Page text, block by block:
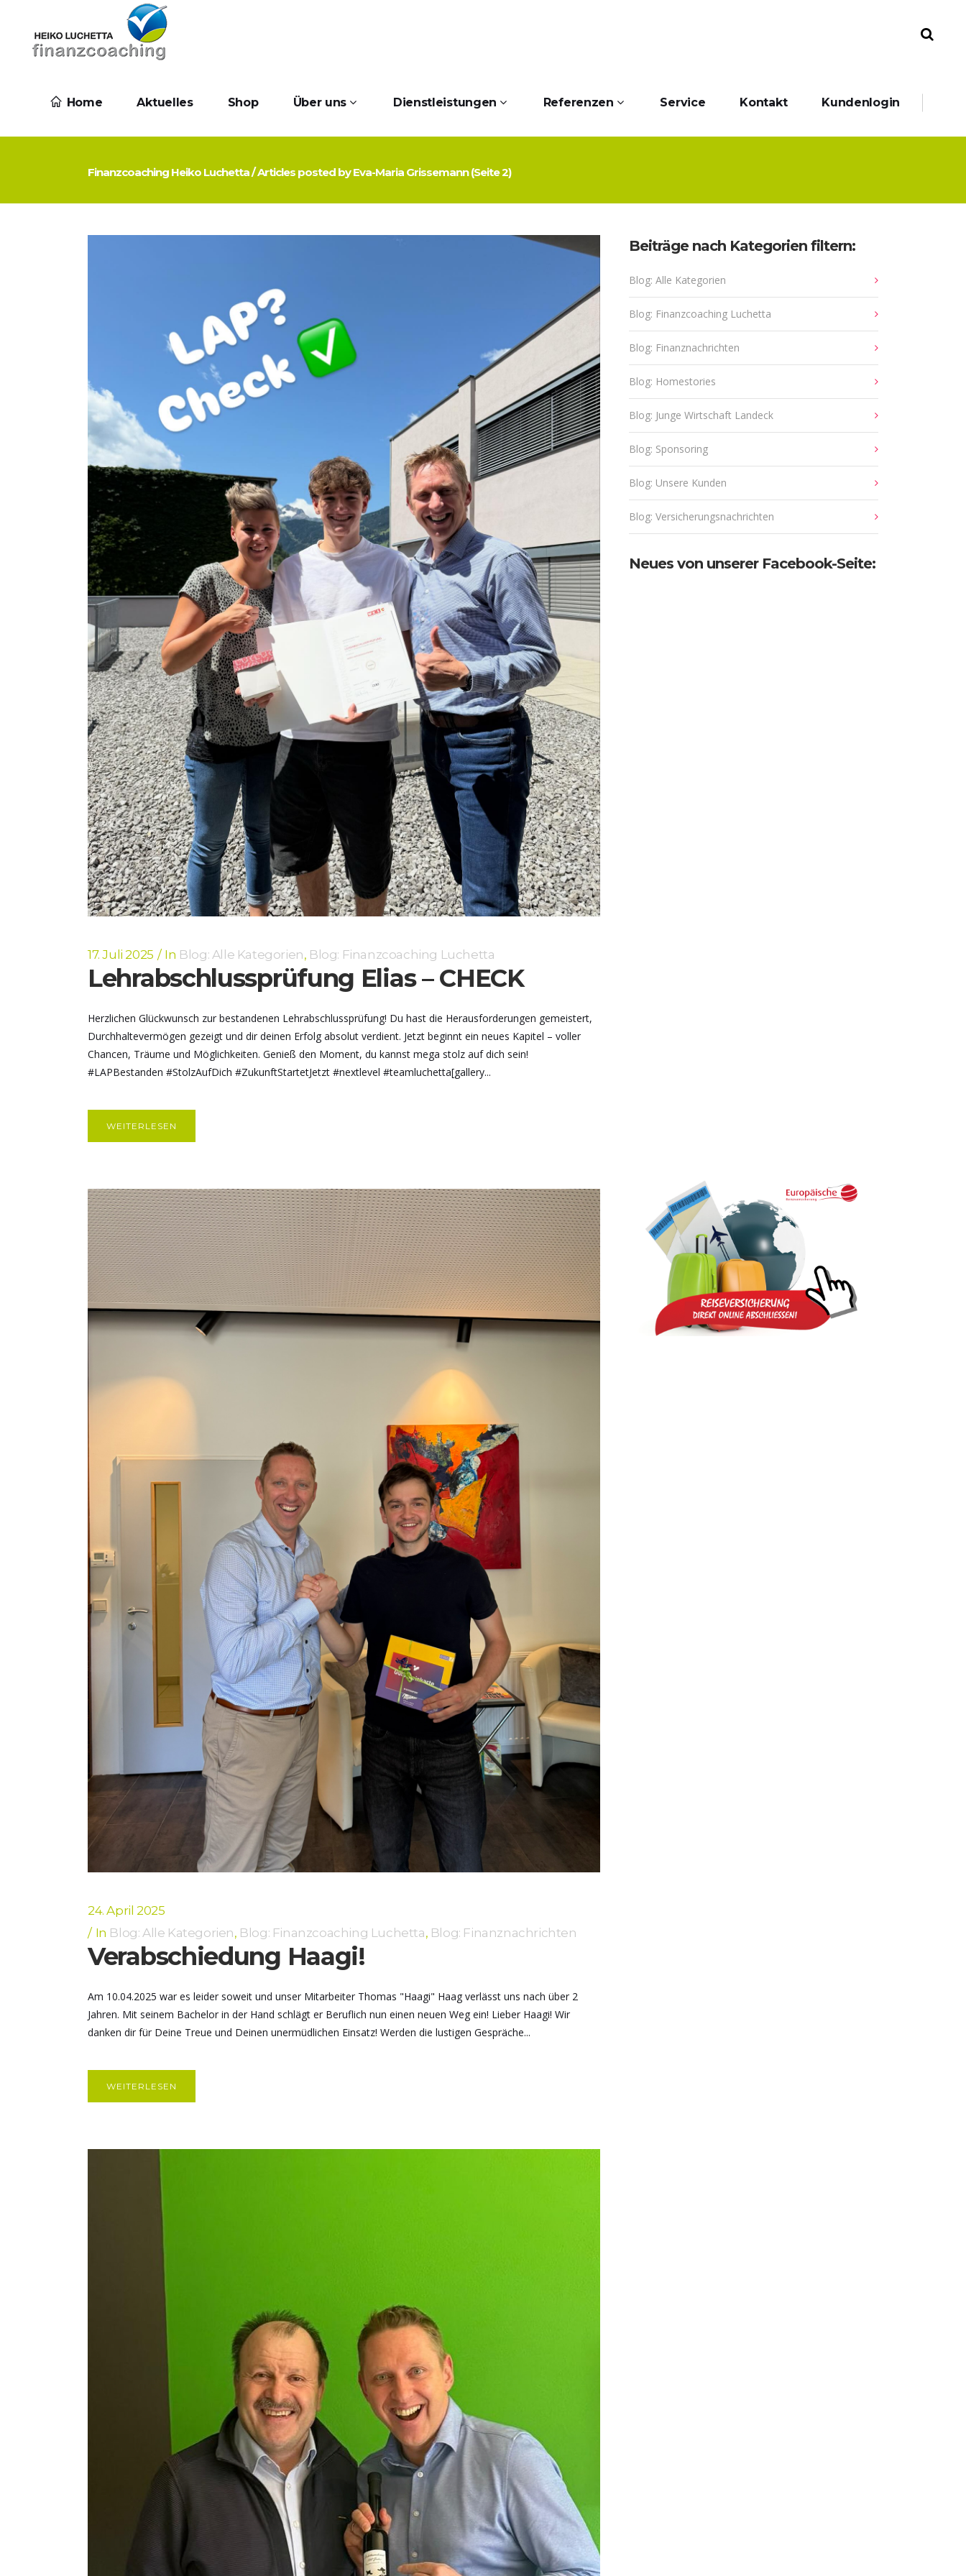
Home Aktuelles Shop Über uns Dienstleistungen Referenzen Service Kontakt Kundenlogin
Finanzcoaching Heiko Luchetta/Articles posted by Eva-Maria Grissemann(Seite 2)
17. Juli 2025 In Blog: Alle Kategorien, Blog: Finanzcoaching Luchetta
Lehrabschlussprüfung Elias – CHECK
Herzlichen Glückwunsch zur bestandenen Lehrabschlussprüfung! Du hast die Herausforderungen gemeistert,
Durchhaltevermögen gezeigt und dir deinen Erfolg absolut verdient. Jetzt beginnt ein neues Kapitel – voller
Chancen, Träume und Möglichkeiten. Genieß den Moment, du kannst mega stolz auf dich sein!
#LAPBestanden #StolzAufDich #ZukunftStartetJetzt #nextlevel #teamluchetta[gallery...
WEITERLESEN
24. April 2025
In Blog: Alle Kategorien, Blog: Finanzcoaching Luchetta, Blog: Finanznachrichten
Verabschiedung Haagi!
Am 10.04.2025 war es leider soweit und unser Mitarbeiter Thomas "Haagi" Haag verlässt uns nach über 2
Jahren. Mit seinem Bachelor in der Hand schlägt er Beruflich nun einen neuen Weg ein! Lieber Haagi! Wir
danken dir für Deine Treue und Deinen unermüdlichen Einsatz! Werden die lustigen Gespräche...
WEITERLESEN
Beiträge nach Kategorien filtern:
Blog: Alle Kategorien
Blog: Finanzcoaching Luchetta
Blog: Finanznachrichten
Blog: Homestories
Blog: Junge Wirtschaft Landeck
Blog: Sponsoring
Blog: Unsere Kunden
Blog: Versicherungsnachrichten
Neues von unserer Facebook-Seite: